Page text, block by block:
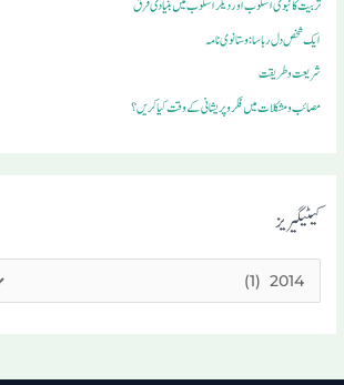
تربیت کا نبوی اسلوب اور دیگر اسلوب میں بنیادی فرق
ایک شخص دل ربا سا: وستانوی نامہ
شریعت وطریقت
مصائب ومشکلات میں فکروپریشانی کے وقت کیا کریں؟
کیٹیگیریز